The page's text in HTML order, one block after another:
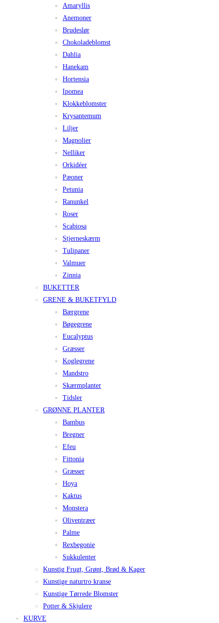
Amaryllis
Anemoner
Brudeslør
Chokoladeblomst
Dahlia
Hanekam
Hortensia
Ipomea
Klokkeblomster
Krysantemum
Liljer
Magnolier
Nelliker
Orkidéer
Pæoner
Petunia
Ranunkel
Roser
Scabiosa
Stjerneskærm
Tulipaner
Valmuer
Zinnia
BUKETTER
GRENE & BUKETFYLD
Bærgrene
Bøgegrene
Eucalyptus
Græsser
Koglegrene
Mandstro
Skærmplanter
Tidsler
GRØNNE PLANTER
Bambus
Bregner
Efeu
Fittonia
Græsser
Hoya
Kaktus
Monstera
Oliventræer
Palme
Rexbegonie
Sukkulenter
Kunstig Frugt, Grønt, Brød & Kager
Kunstige naturtro kranse
Kunstige Tørrede Blomster
Potter & Skjulere
KURVE